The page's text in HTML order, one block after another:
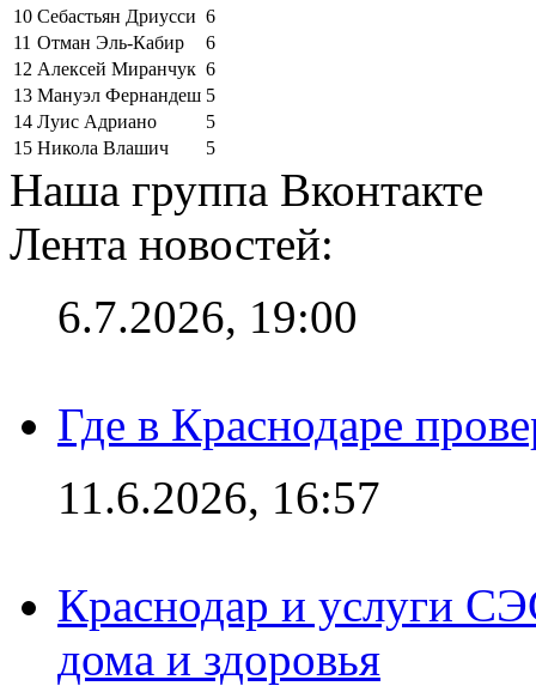
10 Себастьян Дриусси 6
11 Отман Эль-Кабир
6
12 Алексей Миранчук 6
13 Мануэл Фернандеш 5
14 Луис Адриано
5
15 Никола Влашич 5
Наша группа Вконтакте
Лента новостей:
6.7.2026, 19:00
Где в Краснодаре
11.6.2026, 16:57
Краснодар и услуги
дома и здоровья